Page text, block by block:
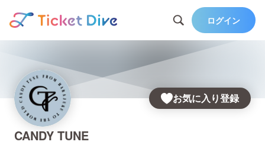
ログイン
お気に入り登録
CANDY TUNE